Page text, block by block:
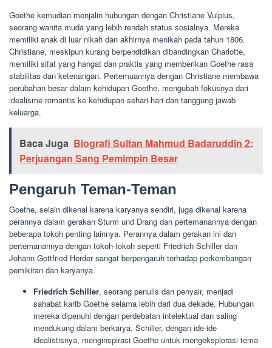
Goethe kemudian menjalin hubungan dengan Christiane Vulpius,
seorang wanita muda yang lebih rendah status sosialnya. Mereka
memiliki anak di luar nikah dan akhirnya menikah pada tahun 1806.
Christiane, meskipun kurang berpendidikan dibandingkan Charlotte,
memiliki sifat yang hangat dan praktis yang memberikan Goethe rasa
stabilitas dan ketenangan. Pertemuannya dengan Christiane membawa
perubahan besar dalam kehidupan Goethe, mengubah fokusnya dari
idealisme romantis ke kehidupan sehari-hari dan tanggung jawab
keluarga.
Baca Juga Biografi Sultan Mahmud Badaruddin 2:
Perjuangan Sang Pemimpin Besar
Pengaruh Teman-Teman
Goethe, selain dikenal karena karyanya sendiri, juga dikenal karena
perannya dalam gerakan Sturm und Drang dan pertemanannya dengan
beberapa tokoh penting lainnya. Perannya dalam gerakan ini dan
pertemanannya dengan tokoh-tokoh seperti Friedrich Schiller dan
Johann Gottfried Herder sangat berpengaruh terhadap perkembangan
pemikiran dan karyanya.
Friedrich Schiller, seorang penulis dan penyair, menjadi
sahabat karib Goethe selama lebih dari dua dekade. Hubungan
mereka dipenuhi dengan perdebatan intelektual dan saling
mendukung dalam berkarya. Schiller, dengan ide-ide
idealistisnya, menginspirasi Goethe untuk mengeksplorasi tema-